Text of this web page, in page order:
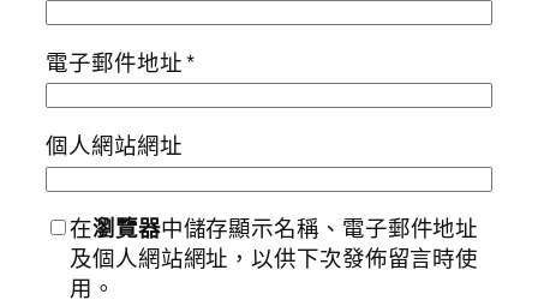
電子郵件地址*
個人網站網址
在瀏覽器中儲存顯示名稱、電子郵件地址
及個人網站網址，以供下次發佈留言時使
用。